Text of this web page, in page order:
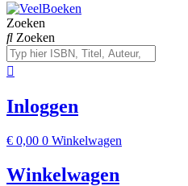
Zoeken
Zoeken
Inloggen
€ 0,00 0 Winkelwagen
Winkelwagen